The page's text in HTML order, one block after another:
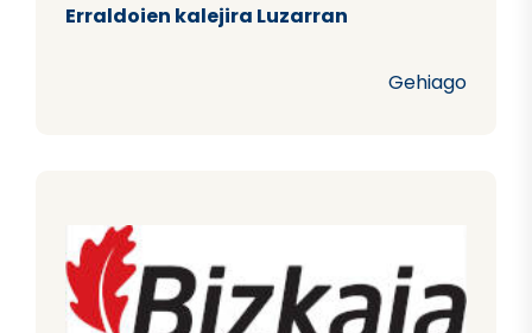
Erraldoien kalejira Luzarran
Gehiago